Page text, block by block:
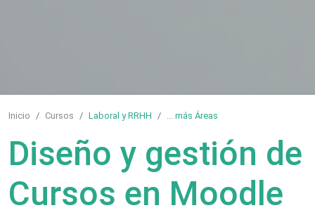
Inicio Cursos Laboral y RRHH ... más Áreas
Diseño y gestión de
Cursos en Moodle